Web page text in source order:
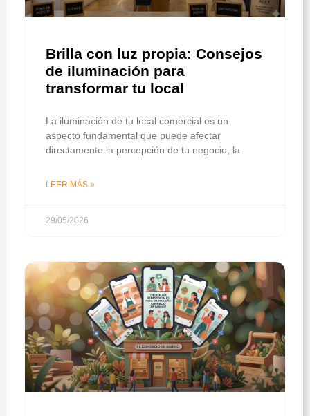
Brilla con luz propia: Consejos
de iluminación para
transformar tu local
La iluminación de tu local comercial es un
aspecto fundamental que puede afectar
directamente la percepción de tu negocio, la
LEER MÁS »
29/05/2026